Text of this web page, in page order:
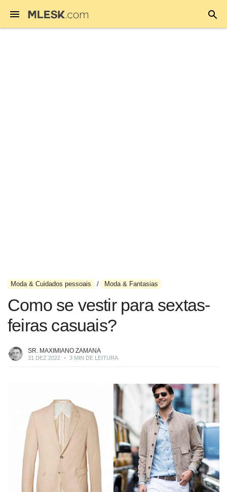
Moda & Cuidados pessoais Moda & Fantasias
Como se vestir para sextas-
feiras casuais?
SR. MAXIMIANO ZAMANA
31 DEZ 2022 • 3 MIN DE LEITURA